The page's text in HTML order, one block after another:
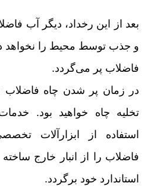
بعد از این رخداد، دیگر آب
و جذب توسط محیط را
فاضلاب پر می‌گردد.
در زمان پر شدن چاه فاضلاب
تخلیه چاه خواهید بود.
استفاده از ابزارآلات
فاضلاب را از انبار خارج
استاندارد خود برگردد.